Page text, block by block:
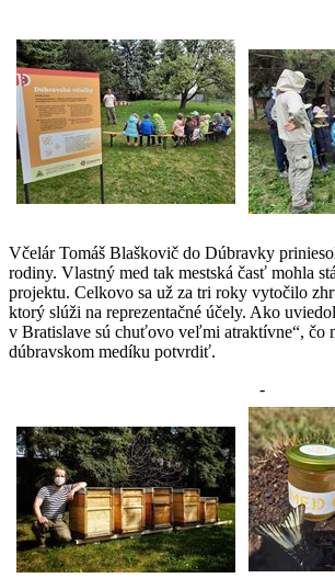
Včelár Tomáš Blaškovič do Dúbravky
rodiny. Vlastný med tak mestská časť mohla
projektu. Celkovo sa už za tri roky vytočilo
ktorý slúži na reprezentačné účely. Ako
v Bratislave sú chuťovo veľmi atraktívne“, čo
dúbravskom medíku potvrdiť.
-